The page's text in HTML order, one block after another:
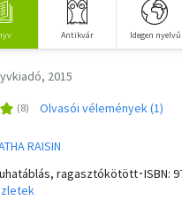
Antikvár Idegen nyelvű
2015
Olvasói vélemények (1)
RAISIN
ragasztókötött･ISBN: